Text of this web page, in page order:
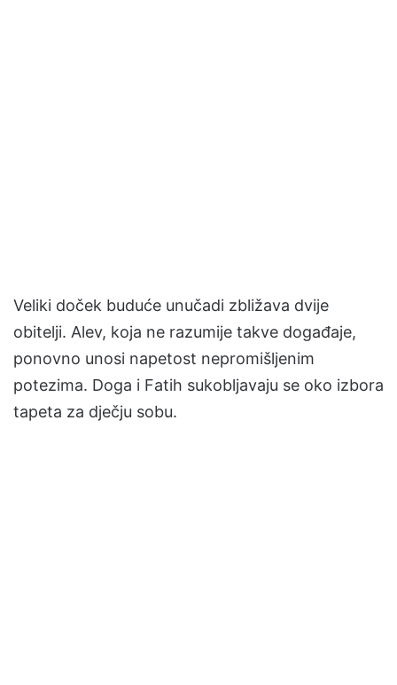
Veliki doček buduće unučadi zbližava dvije
obitelji. Alev, koja ne razumije takve događaje,
ponovno unosi napetost nepromišljenim
potezima. Doga i Fatih sukobljavaju se oko izbora
tapeta za dječju sobu.